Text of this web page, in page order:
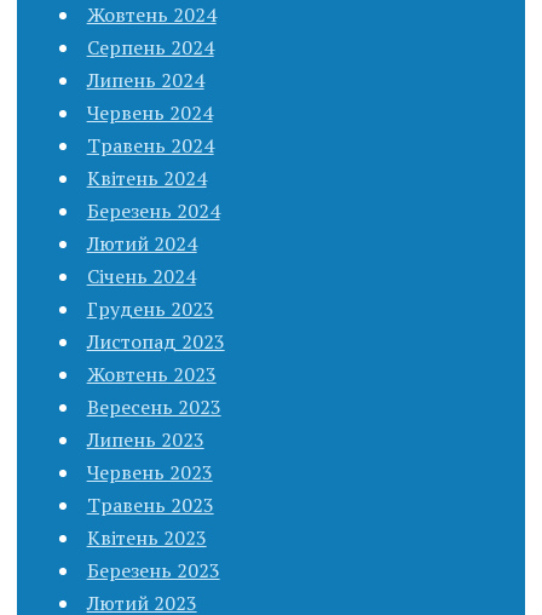
Жовтень 2024
Серпень 2024
Липень 2024
Червень 2024
Травень 2024
Квітень 2024
Березень 2024
Лютий 2024
Січень 2024
Грудень 2023
Листопад 2023
Жовтень 2023
Вересень 2023
Липень 2023
Червень 2023
Травень 2023
Квітень 2023
Березень 2023
Лютий 2023